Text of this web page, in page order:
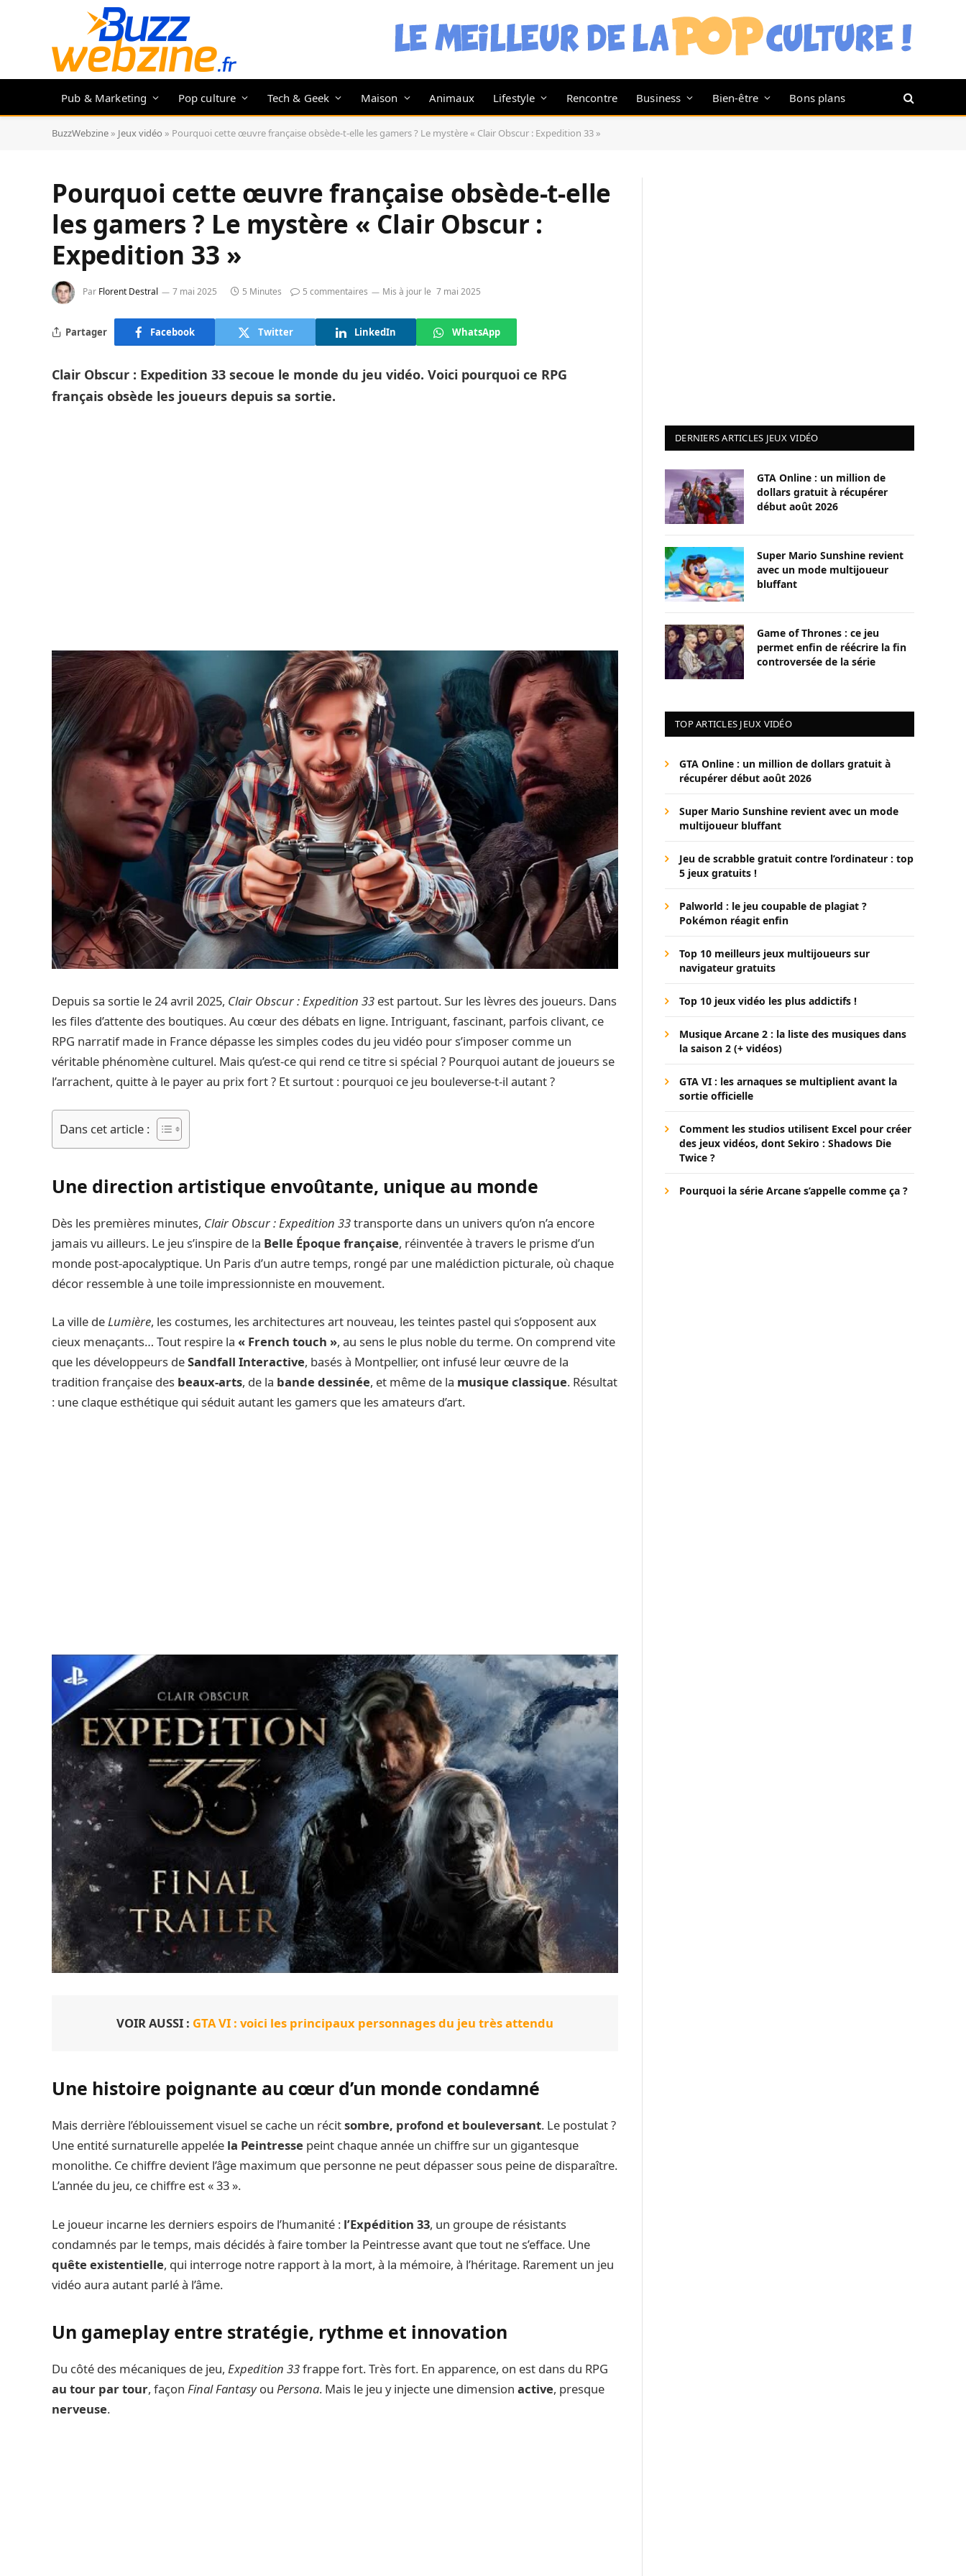
Pub & Marketing Pop culture Tech & Geek Maison Animaux Lifestyle Rencontre Business Bien-être Bons plans
BuzzWebzine » Jeux vidéo » Pourquoi cette œuvre française obsède-t-elle les gamers ? Le mystère « Clair Obscur : Expedition 33 »
Pourquoi cette œuvre française obsède-t-elle
les gamers ? Le mystère « Clair Obscur :
Expedition 33 »
Par Florent Destral 7 mai 2025 5 Minutes 5 commentaires Mis à jour le 7 mai 2025
Partager Facebook Twitter LinkedIn WhatsApp
Clair Obscur : Expedition 33 secoue le monde du jeu vidéo. Voici pourquoi ce RPG
français obsède les joueurs depuis sa sortie.
Depuis sa sortie le 24 avril 2025, Clair Obscur : Expedition 33 est partout. Sur les lèvres des joueurs. Dans
les files d’attente des boutiques. Au cœur des débats en ligne. Intriguant, fascinant, parfois clivant, ce
RPG narratif made in France dépasse les simples codes du jeu vidéo pour s’imposer comme un
véritable phénomène culturel. Mais qu’est-ce qui rend ce titre si spécial ? Pourquoi autant de joueurs se
l’arrachent, quitte à le payer au prix fort ? Et surtout : pourquoi ce jeu bouleverse-t-il autant ?
Dans cet article :
Une direction artistique envoûtante, unique au monde
Dès les premières minutes, Clair Obscur : Expedition 33transporte dans un univers qu’on n’a encore
jamais vu ailleurs. Le jeu s’inspire de la Belle Époque française, réinventée à travers le prisme d’un
monde post-apocalyptique. Un Paris d’un autre temps, rongé par une malédiction picturale, où chaque
décor ressemble à une toile impressionniste en mouvement.
La ville deLumière, les costumes, les architectures art nouveau, les teintes pastel qui s’opposent aux
cieux menaçants… Tout respire la « French touch », au sens le plus noble du terme. On comprend vite
que les développeurs deSandfall Interactive, basés à Montpellier, ont infusé leur œuvre de la
tradition française des beaux-arts, de la bande dessinée, et même de la musique classique. Résultat
: une claque esthétique qui séduit autant les gamers que les amateurs d’art.
VOIR AUSSI : GTA VI : voici les principaux personnages du jeu très attendu
Une histoire poignante au cœur d’un monde condamné
Mais derrière l’éblouissement visuel se cache un récitsombre, profond et bouleversant. Le postulat ?
Une entité surnaturelle appelée la Peintresse peint chaque année un chiffre sur un gigantesque
monolithe. Ce chiffre devient l’âge maximum que personne ne peut dépasser sous peine de disparaître.
L’année du jeu, ce chiffre est « 33 ».
Le joueur incarne les derniers espoirs de l’humanité : l’Expédition 33, un groupe de résistants
condamnés par le temps, mais décidés à faire tomber la Peintresse avant que tout ne s’efface. Une
quête existentielle, qui interroge notre rapport à la mort, à la mémoire, à l’héritage. Rarement un jeu
vidéo aura autant parlé à l’âme.
Un gameplay entre stratégie, rythme et innovation
Du côté des mécaniques de jeu, Expedition 33frappe fort. Très fort. En apparence, on est dans du RPG
au tour par tour, façon Final Fantasyou Persona. Mais le jeu y injecte une dimension active, presque
nerveuse.
DERNIERS ARTICLES JEUX VIDÉO
GTA Online : un million de
dollars gratuit à récupérer
début août 2026
Super Mario Sunshine revient
avec un mode multijoueur
bluffant
Game of Thrones : ce jeu
permet enfin de réécrire la fin
controversée de la série
TOP ARTICLES JEUX VIDÉO
GTA Online : un million de dollars gratuit à
récupérer début août 2026
Super Mario Sunshine revient avec un mode
multijoueur bluffant
Jeu de scrabble gratuit contre l’ordinateur : top
5 jeux gratuits !
Palworld : le jeu coupable de plagiat ?
Pokémon réagit enfin
Top 10 meilleurs jeux multijoueurs sur
navigateur gratuits
Top 10 jeux vidéo les plus addictifs !
Musique Arcane 2 : la liste des musiques dans
la saison 2 (+ vidéos)
GTA VI : les arnaques se multiplient avant la
sortie officielle
Comment les studios utilisent Excel pour créer
des jeux vidéos, dont Sekiro : Shadows Die
Twice ?
Pourquoi la série Arcane s’appelle comme ça ?